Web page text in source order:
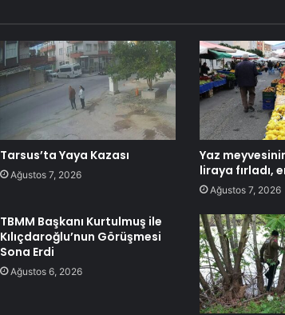
Tarsus’ta Yaya Kazası
Ağustos 7, 2026
Yaz
liraya fırladı,
Ağustos 7, 2026
TBMM Başkanı Kurtulmuş ile
Kılıçdaroğlu’nun Görüşmesi
Sona Erdi
Ağustos 6, 2026